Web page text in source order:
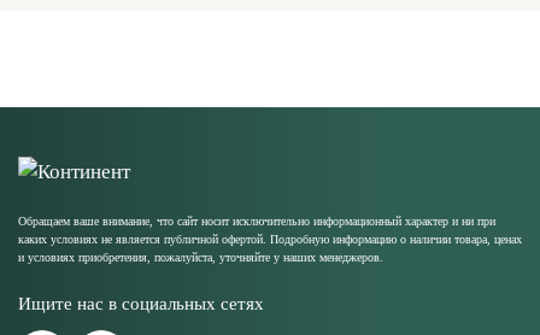
Обращаем ваше внимание, что сайт носит исключительно информационный характер и ни при
каких условиях не является публичной офертой. Подробную информацию о наличии товара, ценах
и условиях приобретения, пожалуйста, уточняйте у наших менеджеров.
Ищите нас в социальных сетях